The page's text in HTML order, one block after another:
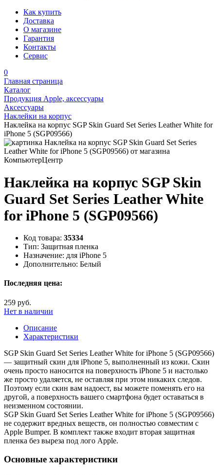
Как купить
Доставка
О магазине
Гарантия
Контакты
Сервис
0
Главная страница
Каталог
Продукция Apple, аксессуары
Аксессуары
Наклейки на корпус
Наклейка на корпус SGP Skin Guard Set Series Leather White for
iPhone 5 (SGP09566)
Наклейка на корпус SGP Skin
Guard Set Series Leather White
for iPhone 5 (SGP09566)
Код товара: 35334
Тип: Защитная пленка
Назначение: для iPhone 5
Дополнительно: Белый
Последняя цена:
259 руб.
Нет в наличии
Описание
Характеристики
SGP Skin Guard Set Series Leather White for iPhone 5 (SGP09566)
— защитный скин для iPhone 5, выполненный из кожи. Скин
очень просто наносится на поверхность iPhone 5 и настолько
же просто удаляется, не оставляя при этом никаких следов.
Поэтому если скин вам надоест, вы можете поменять его на
другой, а поверхность вашего смартфона будет оставаться в
неизменном состоянии.
SGP Skin Guard Set Series Leather White for iPhone 5 (SGP09566)
не содержит вредных веществ, он полностью совместим с
Apple Bumper. В комплект также входит вторая защитная
пленка без выреза под лого Apple.
Основные характеристики